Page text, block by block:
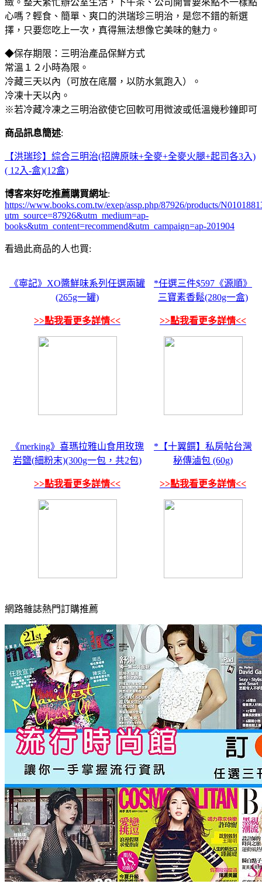
緻。整天繁忙辦公室生活，下午茶、公司開會要來點不一樣點
心嗎？輕食、簡單、爽口的洪瑞珍三明治，是您不錯的新選
擇，只要您吃上一次，真得無法想像它美味的魅力。
◆保存期限：三明治產品保鮮方式
常溫１２小時為限。
冷藏三天以內（可放在底層，以防水氣跑入）。
冷凍十天以內。
※若冷藏冷凍之三明治欲使它回軟可用微波或低溫幾秒鐘即可
商品訊息簡述:
【洪瑞珍】綜合三明治(招牌原味+全麥+全麥火腿+起司各3入)
( 12入-盒)(12盒)
博客來好吃推薦購買網址:
https://www.books.com.tw/exep/assp.php/87926/products/
utm_source=87926&utm_medium=ap-
books&utm_content=recommend&utm_campaign=ap-201904
看過此商品的人也買:
《寧記》XO醬鮮味系列任選兩罐
(265g一罐)
>>點我看更多詳情<<
*任選三件$597《源順》
三寶素香鬆(280g一盒)
>>點我看更多詳情<<
《merking》喜瑪拉雅山食用玫瑰
岩鹽(細粉末)(300g一包，共2包)
>>點我看更多詳情<<
*【十翼饌】私房帖台灣
秘傳滷包 (60g)
>>點我看更多詳情<<
網路雜誌熱門訂購推薦